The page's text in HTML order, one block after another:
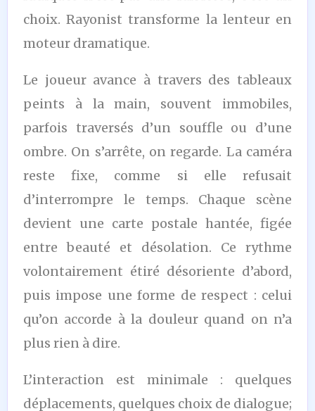
choix. Rayonist transforme la lenteur en
moteur dramatique.
Le joueur avance à travers des tableaux
peints à la main, souvent immobiles,
parfois traversés d’un souffle ou d’une
ombre. On s’arrête, on regarde. La caméra
reste fixe, comme si elle refusait
d’interrompre le temps. Chaque scène
devient une carte postale hantée, figée
entre beauté et désolation. Ce rythme
volontairement étiré désoriente d’abord,
puis impose une forme de respect : celui
qu’on accorde à la douleur quand on n’a
plus rien à dire.
L’interaction est minimale : quelques
déplacements, quelques choix de dialogue;